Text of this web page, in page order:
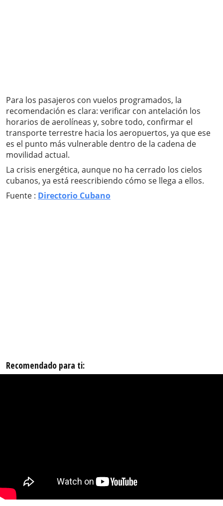
Para los pasajeros con vuelos programados, la
recomendación es clara: verificar con antelación los
horarios de aerolíneas y, sobre todo, confirmar el
transporte terrestre hacia los aeropuertos, ya que ese
es el punto más vulnerable dentro de la cadena de
movilidad actual.
La crisis energética, aunque no ha cerrado los cielos
cubanos, ya está reescribiendo cómo se llega a ellos.
Fuente : Directorio Cubano
Recomendado para ti: